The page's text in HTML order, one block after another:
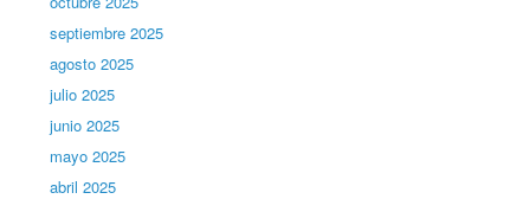
septiembre 2025
agosto 2025
julio 2025
junio 2025
mayo 2025
abril 2025